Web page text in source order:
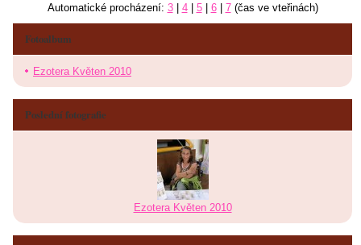
Automatické procházení: 3| 4| 5| 6| 7(čas ve vteřinách)
Fotoalbum
Ezotera Květen 2010
Poslední fotografie
Ezotera Květen 2010